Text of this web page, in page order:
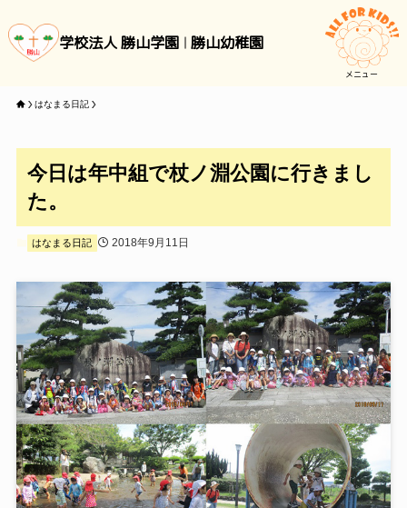
学校法人 勝山学園 勝山幼稚園
メニュー
はなまる日記
今日は年中組で杖ノ淵公園に行きまし
た。
はなまる日記 2018年9月11日